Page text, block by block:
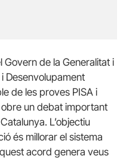
Govern de la Generalitat i
Desenvolupament
de les proves PISA i
un debat important
L’objectiu
és millorar el sistema
acord genera veus